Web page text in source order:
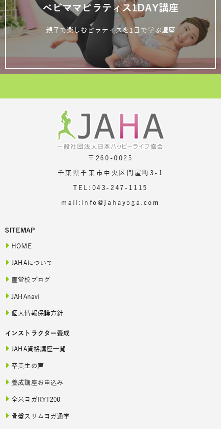
ベビママピラティス1DAY講座
親子で楽しむピラティスを1日で学ぶ講座
〒260-0025
千葉県千葉市中央区問屋町3-1
TEL:043-247-1115
mail:info@jahayoga.com
SITEMAP
HOME
JAHAについて
直営校ブログ
JAHAnavi
個人情報保護方針
インストラクター養成
JAHA資格講座一覧
卒業生の声
養成講座お申込み
全米ヨガRYT200
骨盤スリムヨガ通学